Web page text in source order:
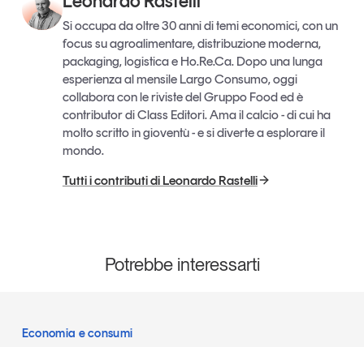
Si occupa da oltre 30 anni di temi economici, con un
focus su agroalimentare, distribuzione moderna,
packaging, logistica e Ho.Re.Ca. Dopo una lunga
esperienza al mensile Largo Consumo, oggi
collabora con le riviste del Gruppo Food ed è
contributor di Class Editori. Ama il calcio - di cui ha
molto scritto in gioventù - e si diverte a esplorare il
mondo.
Tutti i contributi di Leonardo Rastelli
Potrebbe interessarti
Economia e consumi